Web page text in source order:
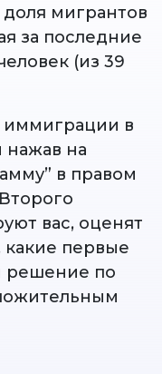
мигрантов
за последние
(из 39
иммиграции в
нажав на
в правом
вас, оценят
первые
решение по